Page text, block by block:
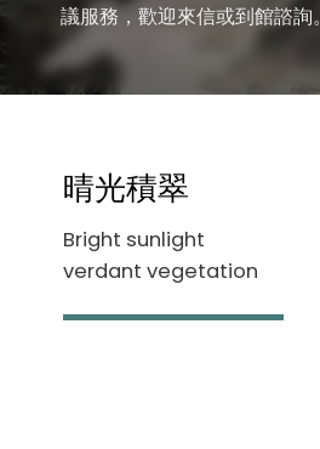
議服務，歡迎來信或到館諮詢。
晴光積翠
Bright sunlight
verdant vegetation